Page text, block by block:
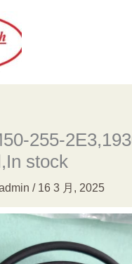
255-
stock
/ 16 3 月, 2025